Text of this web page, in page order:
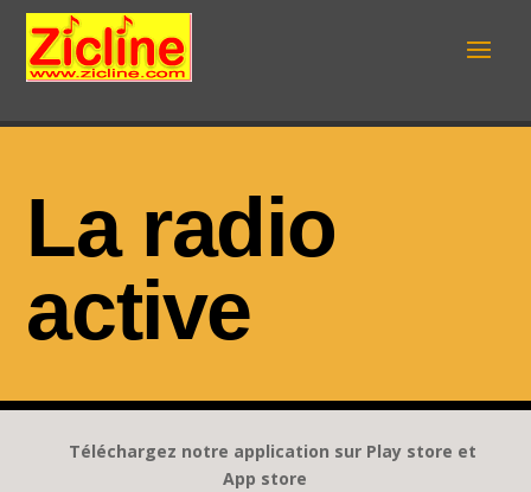
La radio
active
Téléchargez notre application sur Play store et
App store